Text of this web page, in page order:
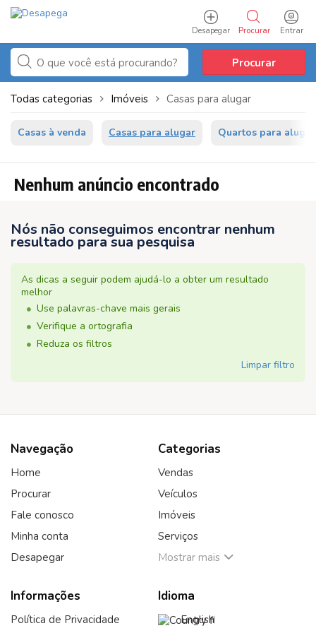
Entrar
Procurar
Desapegar
Procurar
Todas categorias Imóveis Casas para alugar
Casas à venda Casas para alugar Quartos para alugar
Nenhum anúncio encontrado
Nós não conseguimos encontrar nenhum
resultado para sua pesquisa
As dicas a seguir podem ajudá-lo a obter um resultado
melhor
Use palavras-chave mais gerais
Verifique a ortografia
Reduza os filtros
Limpar filtro
Navegação
Home
Procurar
Fale conosco
Minha conta
Desapegar
Categorias
Vendas
Veículos
Imóveis
Serviços
Mostrar mais
Informações
Política de Privacidade
Idioma
English‎